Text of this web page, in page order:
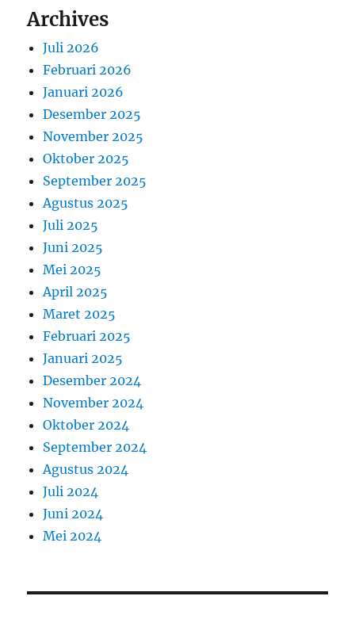
Archives
Juli 2026
Februari 2026
Januari 2026
Desember 2025
November 2025
Oktober 2025
September 2025
Agustus 2025
Juli 2025
Juni 2025
Mei 2025
April 2025
Maret 2025
Februari 2025
Januari 2025
Desember 2024
November 2024
Oktober 2024
September 2024
Agustus 2024
Juli 2024
Juni 2024
Mei 2024